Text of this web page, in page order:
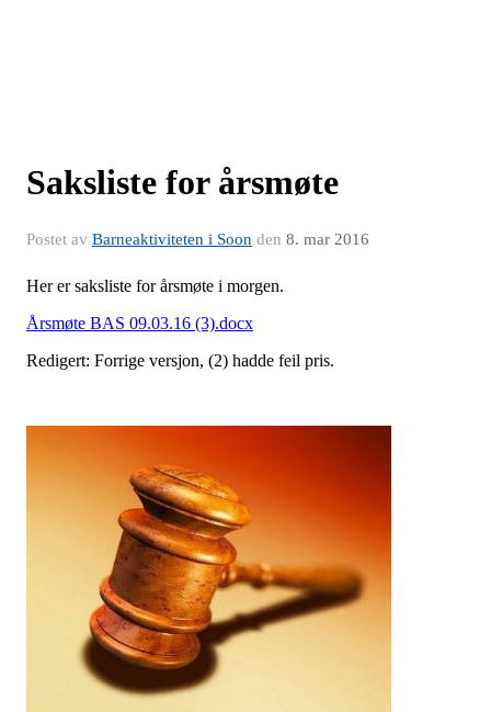
Saksliste for årsmøte
Postet av Barneaktiviteten i Soon den 8. mar 2016
Her er saksliste for årsmøte i morgen.
Årsmøte BAS 09.03.16 (3).docx
Redigert: Forrige versjon, (2) hadde feil pris.